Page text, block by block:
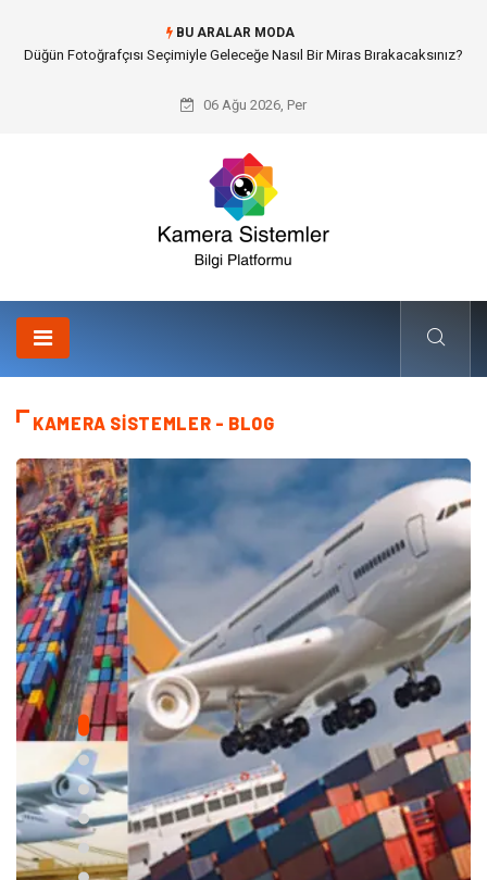
BU ARALAR MODA
Edremit Satılık Müstakil Ev Hayalimi Nasıl Gerçeğe Dönüştürdüm?
06 Ağu 2026, Per
KAMERA SISTEMLER - BLOG